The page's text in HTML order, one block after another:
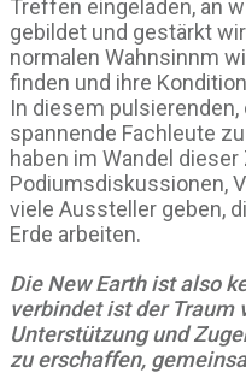
Treffen eingeladen, an
gebildet und gestärkt
normalen Wahnsinnm
finden und ihre
In diesem
spannende Fachleute
haben im Wandel dieser
Podiumsdiskussionen,
viele Aussteller geben,
Erde arbeiten.
Die New Earth ist also
verbindet ist der Traum
Unterstützung und
zu erschaffen,